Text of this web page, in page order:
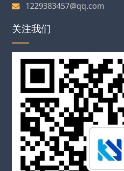
1229383457@qq.com
关注我们